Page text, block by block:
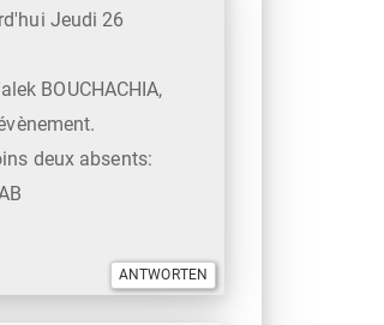
Jeudi 26
BOUCHACHIA,
deux absents: